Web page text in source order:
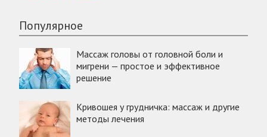
Популярное
Массаж головы от головной боли и
мигрени — простое и эффективное
решение
Кривошея у грудничка: массаж и другие
методы лечения